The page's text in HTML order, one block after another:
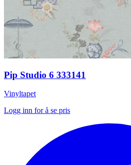
Pip Studio 6 333141
Vinyltapet
Logg inn for å se pris